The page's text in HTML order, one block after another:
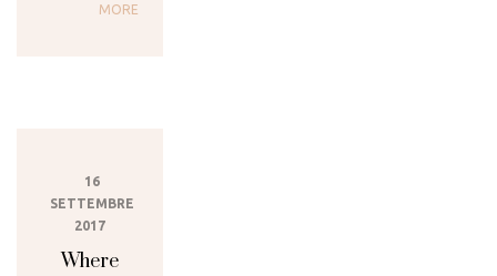
MORE
16
SETTEMBRE
2017
Where